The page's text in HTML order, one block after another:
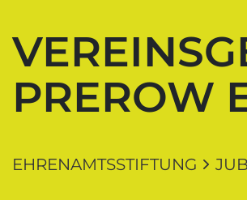
PREROW
EHRENAMTSSTIFTUNG